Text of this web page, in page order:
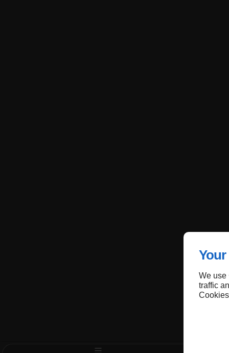
We use
traffic